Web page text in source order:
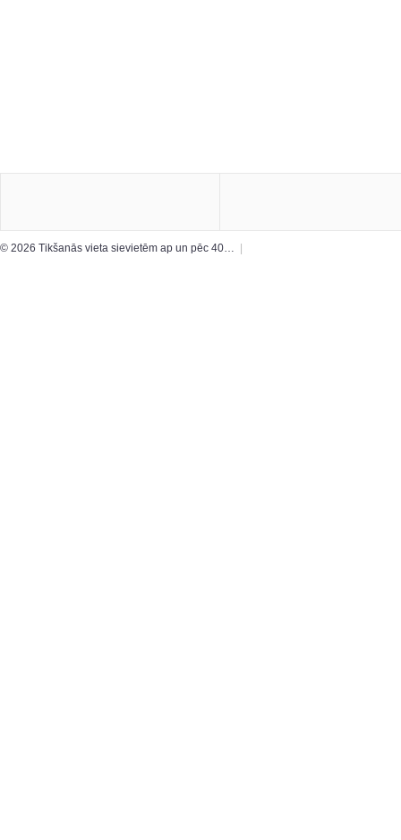
© 2026 Tikšanās vieta sievietēm ap un pēc 40…